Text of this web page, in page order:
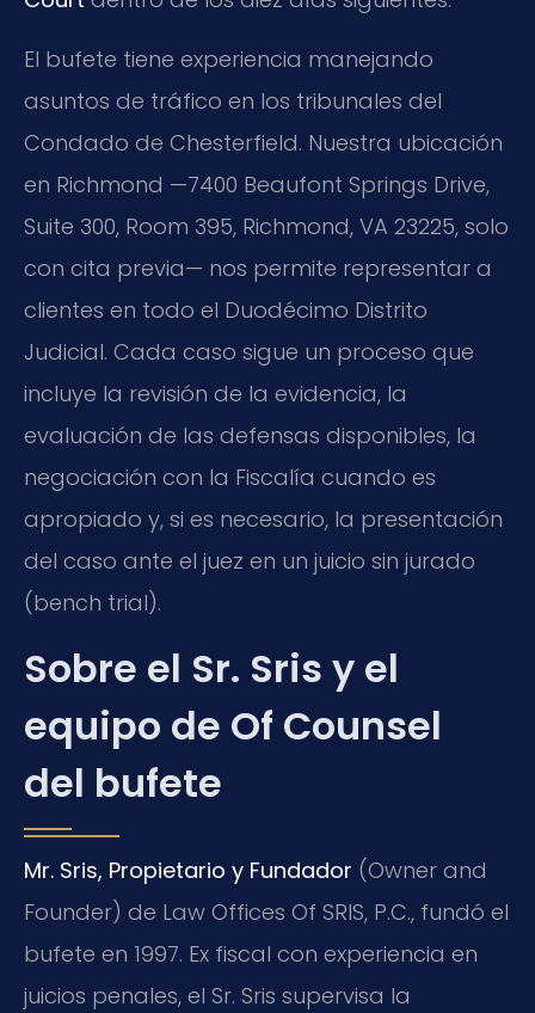
El bufete tiene experiencia manejando
asuntos de tráfico en los tribunales del
Condado de Chesterfield. Nuestra ubicación
en Richmond —7400 Beaufont Springs Drive,
Suite 300, Room 395, Richmond, VA 23225, solo
con cita previa— nos permite representar a
clientes en todo el Duodécimo Distrito
Judicial. Cada caso sigue un proceso que
incluye la revisión de la evidencia, la
evaluación de las defensas disponibles, la
negociación con la Fiscalía cuando es
apropiado y, si es necesario, la presentación
del caso ante el juez en un juicio sin jurado
(bench trial).
Sobre el Sr. Sris y el
equipo de Of Counsel
del bufete
Mr. Sris, Propietario y Fundador (Owner and
Founder) de Law Offices Of SRIS, P.C., fundó el
bufete en 1997. Ex fiscal con experiencia en
juicios penales, el Sr. Sris supervisa la